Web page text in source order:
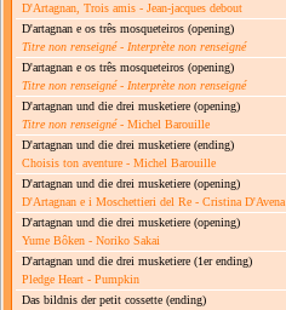
D'Artagnan, Trois amis - Jean-jacques debout
D'artagnan e os três mosqueteiros (opening)
Titre non renseigné- Interprète non renseigné
D'artagnan e os três mosqueteiros (opening)
Titre non renseigné- Interprète non renseigné
D'artagnan und die drei musketiere (opening)
Titre non renseigné- Michel Barouille
D'artagnan und die drei musketiere (ending)
Choisis ton aventure - Michel Barouille
D'artagnan und die drei musketiere (opening)
D'Artagnan e i Moschettieri del Re - Cristina D'Avena
D'artagnan und die drei musketiere (opening)
Yume Bôken - Noriko Sakai
D'artagnan und die drei musketiere (1er ending)
Pledge Heart - Pumpkin
Das bildnis der petit cossette (ending)